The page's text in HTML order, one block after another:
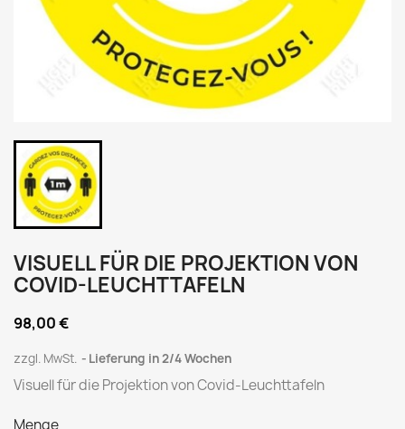
VISUELL FÜR DIE PROJEKTION VON
COVID-LEUCHTTAFELN
98,00 €
zzgl. MwSt. Lieferung in 2/4 Wochen
Visuell für die Projektion von Covid-Leuchttafeln
Menge